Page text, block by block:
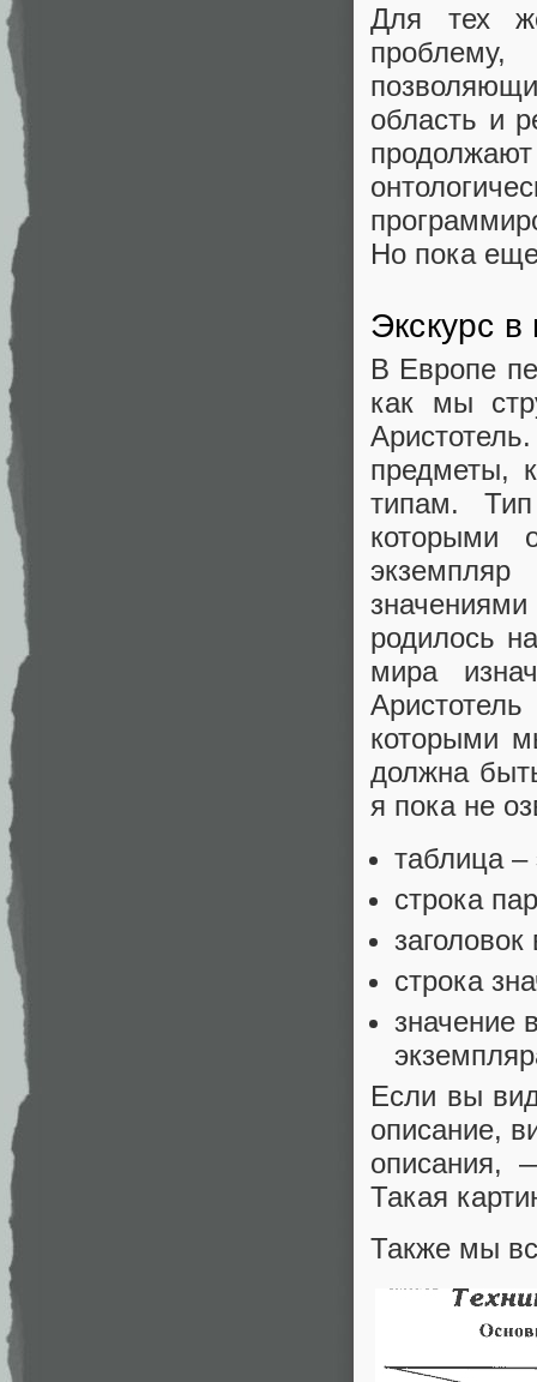
Для тех
область и
Но пока
Экскурс
В Европе
как мы
предметы,
типам.
которыми
родилось
мира
которыми
должна
я пока не
таблица –
строка
строка
значение
Если вы
описание,
описания,
Такая
Также мы